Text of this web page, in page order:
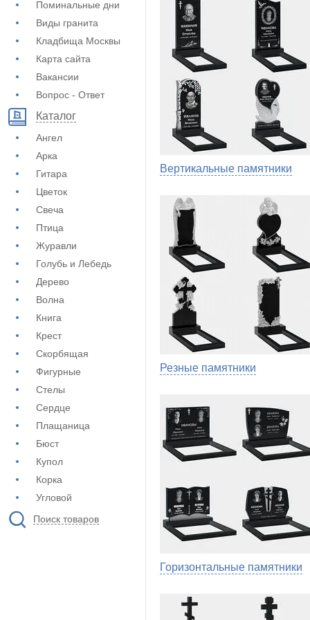
Поминальные дни
Виды гранита
Кладбища Москвы
Карта сайта
Вакансии
Вопрос - Ответ
Каталог
Ангел
Арка
Гитара
Цветок
Свеча
Птица
Журавли
Голубь и Лебедь
Дерево
Волна
Книга
Крест
Скорбящая
Фигурные
Стелы
Сердце
Плащаница
Бюст
Купол
Корка
Угловой
Поиск товаров
Вертикальные памятники
Резные памятники
Горизонтальные памятники